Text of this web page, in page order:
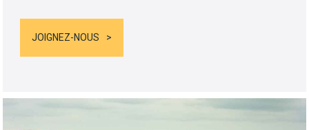
JOIGNEZ-NOUS